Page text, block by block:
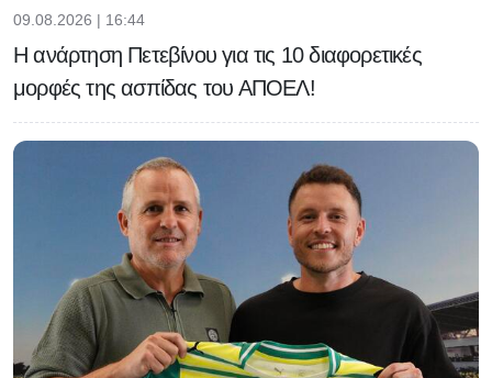
09.08.2026 | 16:44
Η ανάρτηση Πετεβίνου για τις 10 διαφορετικές
μορφές της ασπίδας του ΑΠΟΕΛ!